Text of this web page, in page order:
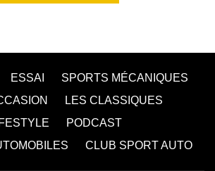
ESSAI
SPORTS MÉCANIQUES
LES CLASSIQUES
PODCAST
CLUB SPORT AUTO